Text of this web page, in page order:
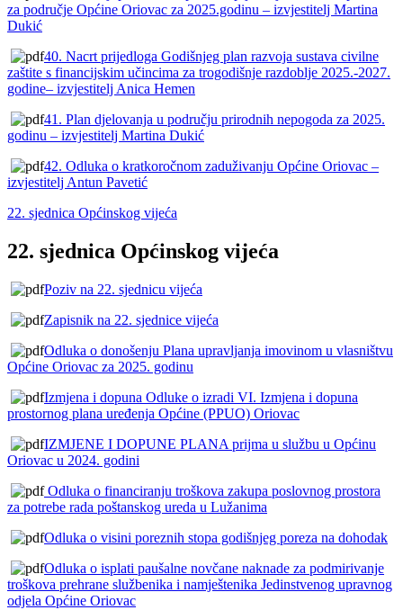
za područje Općine Oriovac za 2025.godinu – izvjestitelj Martina
Dukić
40. Nacrt prijedloga Godišnjeg plan razvoja sustava civilne
zaštite s financijskim učincima za trogodišnje razdoblje 2025.-2027.
godine– izvjestitelj Anica Hemen
41. Plan djelovanja u području prirodnih nepogoda za 2025.
godinu – izvjestitelj Martina Dukić
42. Odluka o kratkoročnom zaduživanju Općine Oriovac –
izvjestitelj Antun Pavetić
22. sjednica Općinskog vijeća
22. sjednica Općinskog vijeća
Poziv na 22. sjednicu vijeća
Zapisnik na 22. sjednice vijeća
Odluka o donošenju Plana upravljanja imovinom u vlasništvu
Općine Oriovac za 2025. godinu
Izmjena i dopuna Odluke o izradi VI. Izmjena i dopuna
prostornog plana uređenja Općine (PPUO) Oriovac
IZMJENE I DOPUNE PLANA prijma u službu u Općinu
Oriovac u 2024. godini
Odluka o financiranju troškova zakupa poslovnog prostora
za potrebe rada poštanskog ureda u Lužanima
Odluka o visini poreznih stopa godišnjeg poreza na dohodak
Odluka o isplati paušalne novčane naknade za podmirivanje
troškova prehrane službenika i namještenika Jedinstvenog upravnog
odjela Općine Oriovac